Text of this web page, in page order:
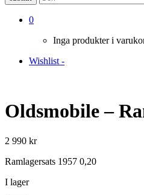
0
Inga produkter i
Wishlist -
Oldsmobile –
2 990 kr
Ramlagersats 1957 0,20
I lager